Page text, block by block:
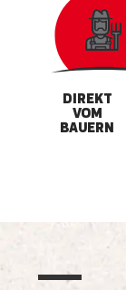
DIREKT
VOM
BAUERN